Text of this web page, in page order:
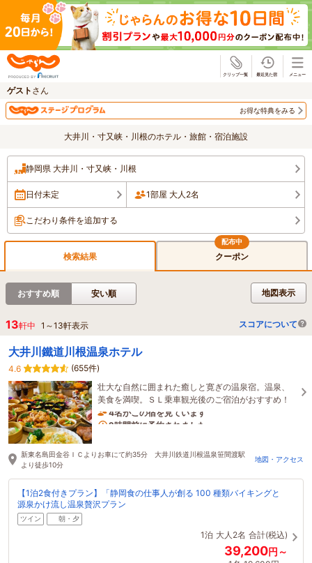
ゲスト さん
お得な特典をみる
大井川・寸又峡・川根のホテル・旅館・宿泊施設
静岡県 大井川・寸又峡・川根
日付未定 1部屋 大人2名
こだわり条件を追加する
検索結果 クーポン
地図表示
おすすめ順 安い順
13軒中 1 ～13軒表示 スコアについて
大井川鐵道川根温泉ホテル
4.6
(655件)
壮大な自然に囲まれた癒しと寛ぎの温泉宿。温泉、
美食を満喫。ＳＬ乗車観光後のご宿泊がおすすめ！
4名がこの宿を見ています
新東名島田金谷ＩＣよりお車にて約35分 大井川鉄道川根温泉笹間渡駅
より徒歩10分
地図・アクセス
【1泊2食付きプラン】「静岡食の仕事人が創る 100 種類バイキングと
源泉かけ流し温泉贅沢プラン
ツイン 朝・夕
1泊 大人2名 合計(税込)
39,200円～